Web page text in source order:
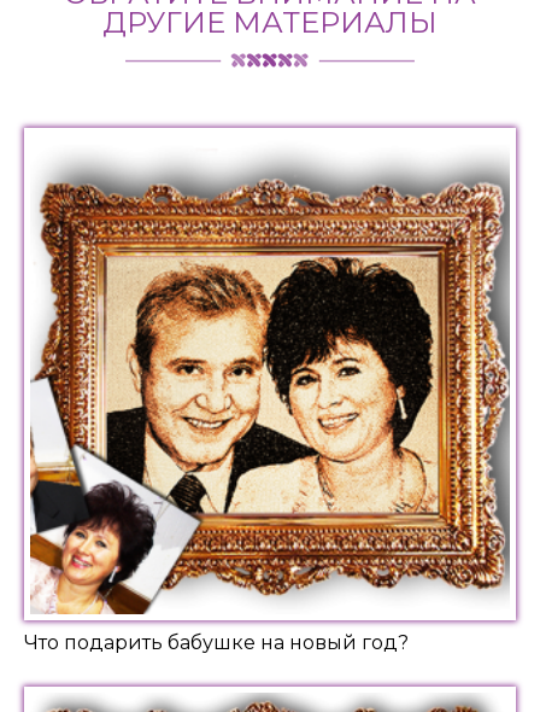
ДРУГИЕ МАТЕРИАЛЫ
Что подарить бабушке на новый год?